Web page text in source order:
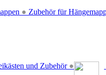
● Zubehör für
und Zubehör ●